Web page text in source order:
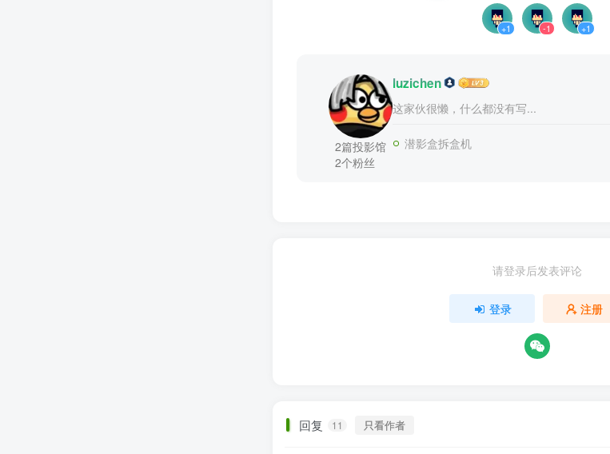
+1 -1 +1
2篇投影馆
2个粉丝
luzichen
这家伙很懒，什么都没有写...
潜影盒拆盒机
请登录后发表评论
登录 注册
回复 11 只看作者